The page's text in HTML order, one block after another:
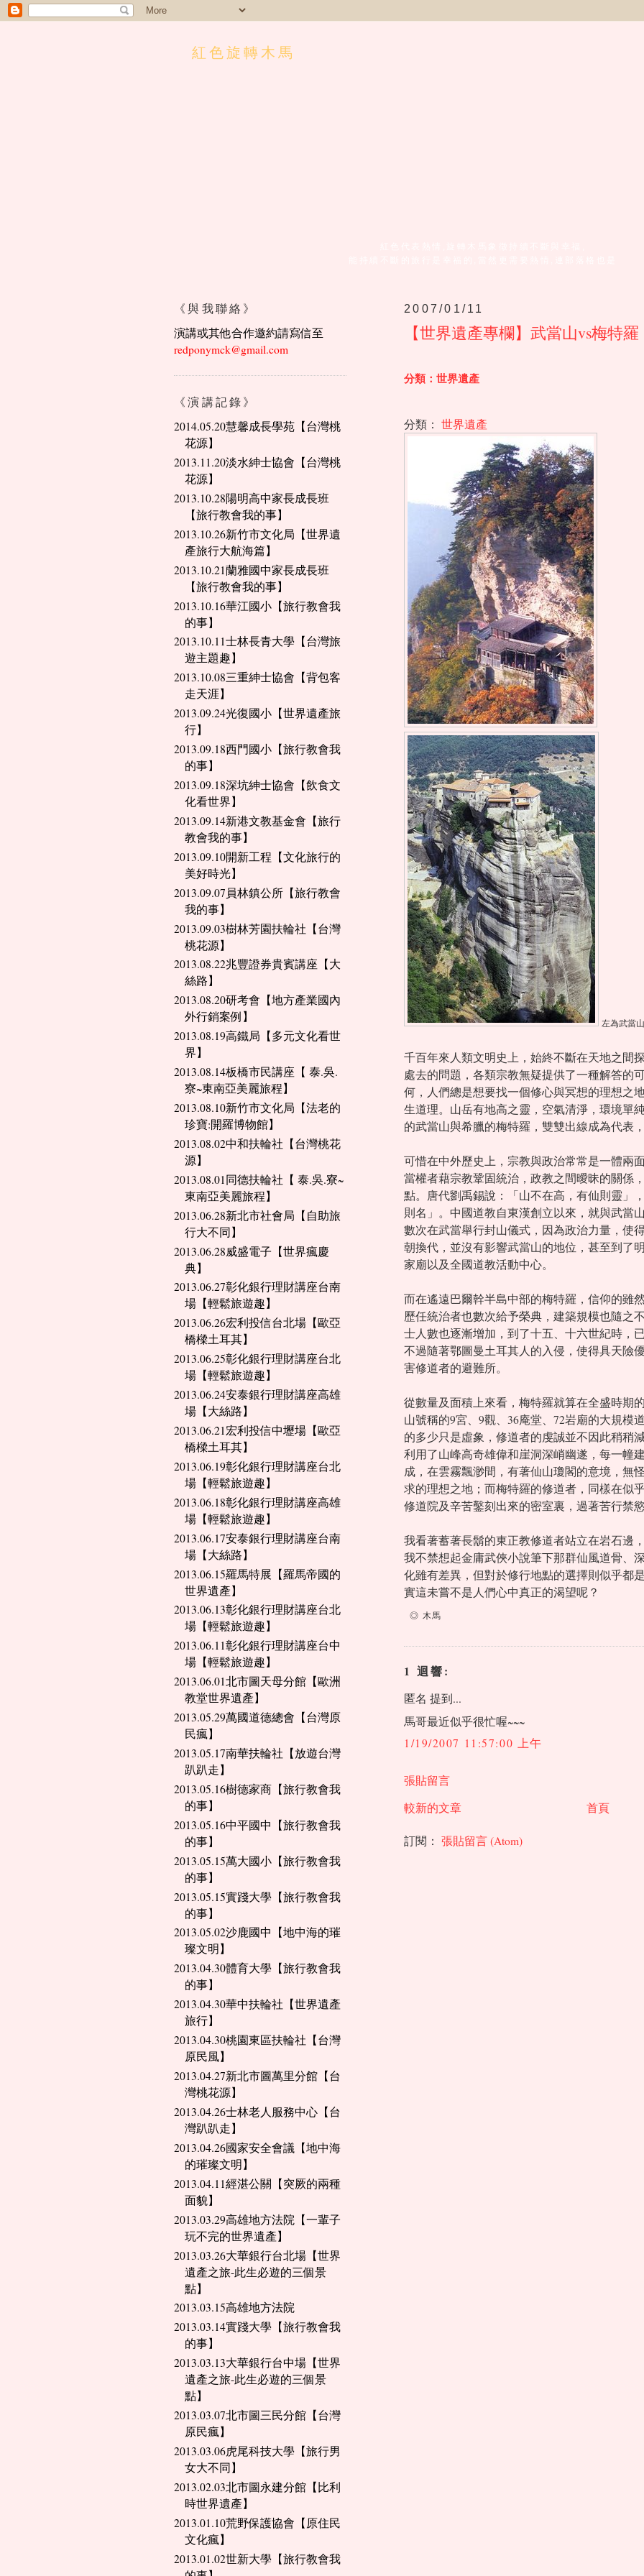
紅色旋轉木馬
2007/01/11
【世界遺產專欄】武當山vs梅特羅
分類：世界遺產
分類： 世界遺產
左為武當
千百年來人類文明史上，始終不斷在天地之間
處去的問題，各類宗教無疑提供了一種解答的
何，人們總是想要找一個修心與冥想的理想之
生道理。山岳有地高之靈，空氣清淨，環境單
的武當山與希臘的梅特羅，雙雙出線成為代表
可惜在中外歷史上，宗教與政治常常是一體兩
當權者藉宗教鞏固統治，政教之間曖昧的關係
點。唐代劉禹錫說：「山不在高，有仙則靈」
則名」。中國道教自東漢創立以來，就與武當
數次在武當舉行封山儀式，因為政治力量，使
朝換代，並沒有影響武當山的地位，甚至到了
家廟以及全國道教活動中心。
而在遙遠巴爾幹半島中部的梅特羅，信仰的雖
歷任統治者也數次給予榮典，建築規模也隨之
士人數也逐漸增加，到了十五、十六世紀時，
不過隨著鄂圖曼土耳其人的入侵，使得具天險
害修道者的避難所。
從數量及面積上來看，梅特羅就算在全盛時期
山號稱的9宮、9觀、36庵堂、72岩廟的大規模
的多少只是虛象，修道者的虔誠並不因此稍稍
利用了山峰高奇雄偉和崖洞深峭幽遂，每一幢
成，在雲霧飄渺間，有著仙山瓊閣的意境，無
求的理想之地；而梅特羅的修道者，同樣在似
修道院及辛苦鑿刻出來的密室裏，過著苦行禁慾
我看著蓄著長鬍的東正教修道者站立在岩石邊
我不禁想起金庸武俠小說筆下那群仙風道骨、
化雖有差異，但對於修行地點的選擇則似乎都
實這未嘗不是人們心中真正的渴望呢？
◎ 木馬
1 迴響:
匿名 提到...
馬哥最近似乎很忙喔~~~
1/19/2007 11:57:00 上午
張貼留言
較新的文章
首頁
訂閱： 張貼留言 (Atom)
《與我聯絡》
演講或其他合作邀約請寫信至
redponymck@gmail.com
《演講記錄》
2014.05.20慧馨成長學苑【台灣桃
花源】
2013.11.20淡水紳士協會【台灣桃
花源】
2013.10.28陽明高中家長成長班
【旅行教會我的事】
2013.10.26新竹市文化局【世界遺
產旅行大航海篇】
2013.10.21蘭雅國中家長成長班
【旅行教會我的事】
2013.10.16華江國小【旅行教會我
的事】
2013.10.11士林長青大學【台灣旅
遊主題趣】
2013.10.08三重紳士協會【背包客
走天涯】
2013.09.24光復國小【世界遺產旅
行】
2013.09.18西門國小【旅行教會我
的事】
2013.09.18深坑紳士協會【飲食文
化看世界】
2013.09.14新港文教基金會【旅行
教會我的事】
2013.09.10開新工程【文化旅行的
美好時光】
2013.09.07員林鎮公所【旅行教會
我的事】
2013.09.03樹林芳園扶輪社【台灣
桃花源】
2013.08.22兆豐證券貴賓講座【大
絲路】
2013.08.20研考會【地方產業國內
外行銷案例】
2013.08.19高鐵局【多元文化看世
界】
2013.08.14板橋市民講座【 泰.吳.
寮~東南亞美麗旅程】
2013.08.10新竹市文化局【法老的
珍寶:開羅博物館】
2013.08.02中和扶輪社【台灣桃花
源】
2013.08.01同德扶輪社【 泰.吳.寮~
東南亞美麗旅程】
2013.06.28新北市社會局【自助旅
行大不同】
2013.06.28威盛電子【世界瘋慶
典】
2013.06.27彰化銀行理財講座台南
場【輕鬆旅遊趣】
2013.06.26宏利投信台北場【歐亞
橋樑土耳其】
2013.06.25彰化銀行理財講座台北
場【輕鬆旅遊趣】
2013.06.24安泰銀行理財講座高雄
場【大絲路】
2013.06.21宏利投信中壢場【歐亞
橋樑土耳其】
2013.06.19彰化銀行理財講座台北
場【輕鬆旅遊趣】
2013.06.18彰化銀行理財講座高雄
場【輕鬆旅遊趣】
2013.06.17安泰銀行理財講座台南
場【大絲路】
2013.06.15羅馬特展【羅馬帝國的
世界遺產】
2013.06.13彰化銀行理財講座台北
場【輕鬆旅遊趣】
2013.06.11彰化銀行理財講座台中
場【輕鬆旅遊趣】
2013.06.01北市圖天母分館【歐洲
教堂世界遺產】
2013.05.29萬國道德總會【台灣原
民瘋】
2013.05.17南華扶輪社【放遊台灣
趴趴走】
2013.05.16樹德家商【旅行教會我
的事】
2013.05.16中平國中【旅行教會我
的事】
2013.05.15萬大國小【旅行教會我
的事】
2013.05.15實踐大學【旅行教會我
的事】
2013.05.02沙鹿國中【地中海的璀
璨文明】
2013.04.30體育大學【旅行教會我
的事】
2013.04.30華中扶輪社【世界遺產
旅行】
2013.04.30桃園東區扶輪社【台灣
原民風】
2013.04.27新北市圖萬里分館【台
灣桃花源】
2013.04.26士林老人服務中心【台
灣趴趴走】
2013.04.26國家安全會議【地中海
的璀璨文明】
2013.04.11經湛公關【突厥的兩種
面貌】
2013.03.29高雄地方法院【一輩子
玩不完的世界遺產】
2013.03.26大華銀行台北場【世界
遺產之旅-此生必遊的三個景
點】
2013.03.15高雄地方法院
2013.03.14實踐大學【旅行教會我
的事】
2013.03.13大華銀行台中場【世界
遺產之旅-此生必遊的三個景
點】
2013.03.07北市圖三民分館【台灣
原民瘋】
2013.03.06虎尾科技大學【旅行男
女大不同】
2013.02.03北市圖永建分館【比利
時世界遺產】
2013.01.10荒野保護協會【原住民
文化瘋】
2013.01.02世新大學【旅行教會我